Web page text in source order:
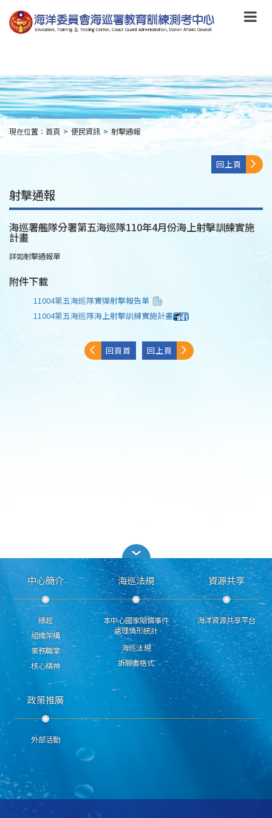
到
主
要
to
main
content
:::
現在位置： 首頁 > 便民資訊 > 射擊通報
回上頁
射擊通報
海巡署艦隊分署第五海巡隊110年4月份海上射擊訓練實施
計畫
詳如射擊通報單
附件下載
11004第五海巡隊實彈射擊報告單
11004第五海巡隊海上射擊訓練實施計畫
回頁首 回上頁
中心簡介
緣起
組織架構
業務職掌
核心精神
海巡法規
本中心國家賠償事件
處理情形統計
海巡法規
訴願書格式
資源共享
海洋資源共享平台
政策推廣
外部活動